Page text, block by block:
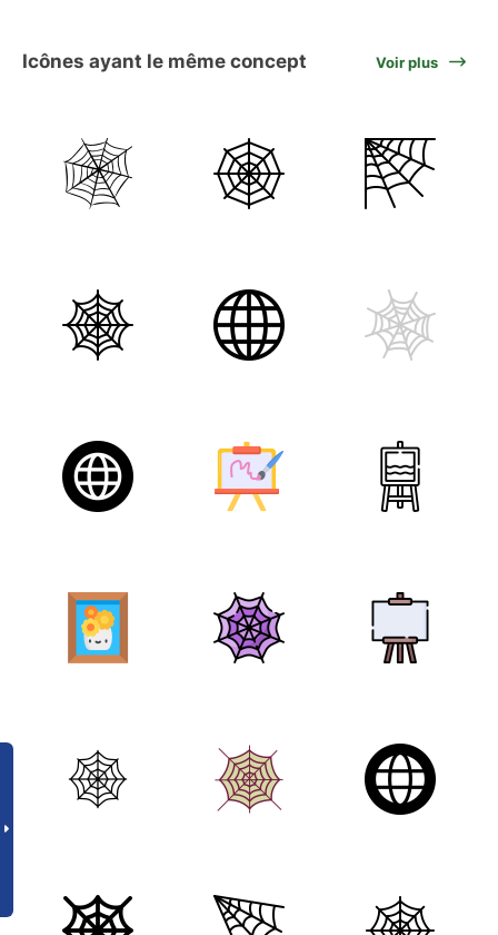
Icônes ayant le même concept Voir plus